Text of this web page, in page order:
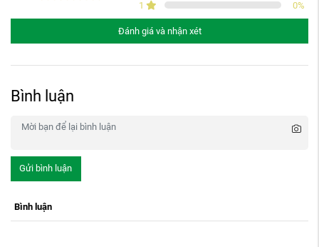
1
0%
Đánh giá và nhận xét
Bình luận
Gửi bình luận
Bình luận